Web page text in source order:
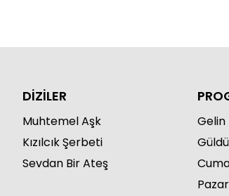
DİZİLER
Muhtemel Aşk
Kızılcık Şerbeti
Sevdan Bir Ateş
Gelin